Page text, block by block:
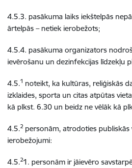
4.5.3. pasākuma laiks iekštelpās
ārtelpās – netiek ierobežots;
4.5.4. pasākuma organizators
ievērošanu un dezinfekcijas līdzekļu
4.5.1 noteikt, ka kultūras, reliģiskās
izklaides, sporta un citas atpūtas
kā plkst. 6.30 un beidz ne vēlāk kā
4.5.2 personām, atrodoties publiskās
ierobežojumi:
4.5.21. personām ir jāievēro